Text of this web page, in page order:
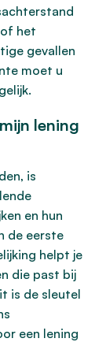
het
gevallen
moet u
lening
is
en hun
de eerste
helpt je
die past bij
is de sleutel
een lening